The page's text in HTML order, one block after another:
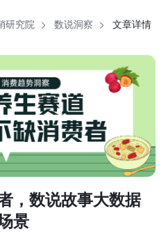
研究院 数说洞察 文章详情
，数说故事大数据
景